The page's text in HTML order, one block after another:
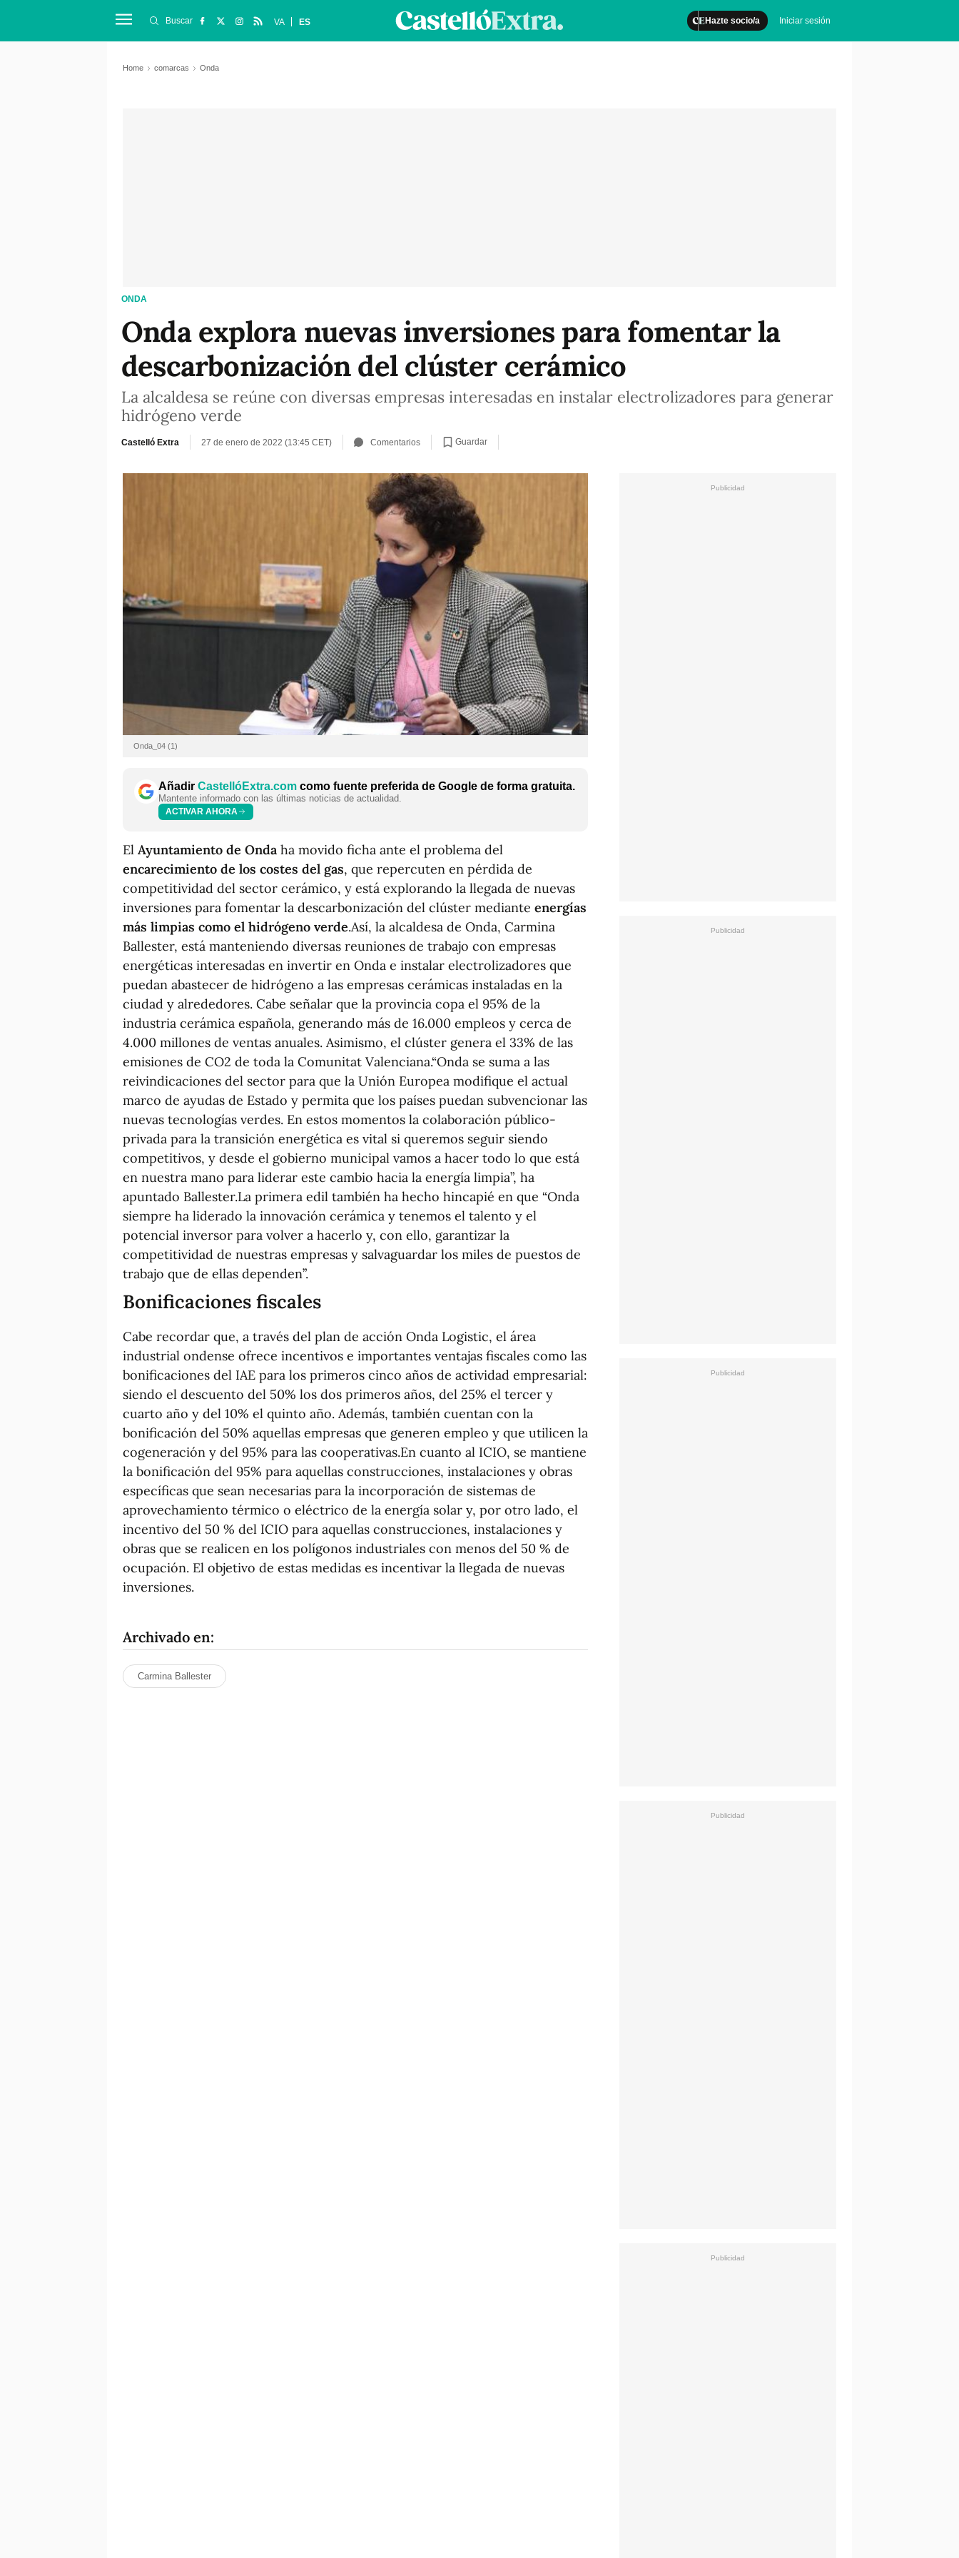
Hazte socio/a Iniciar sesión
Buscar VA ES
Home comarcas Onda
ONDA
Onda explora nuevas inversiones para fomentar la
descarbonización del clúster cerámico
La alcaldesa se reúne con diversas empresas interesadas en instalar electrolizadores para generar
hidrógeno verde
Castelló Extra 27 de enero de 2022 (13:45 CET) Comentarios Guardar
Onda_04 (1)
Añadir CastellóExtra.com como fuente preferida de Google de forma gratuita.
Mantente informado con las últimas noticias de actualidad.
ACTIVAR AHORA
El Ayuntamiento de Onda ha movido ficha ante el problema del
encarecimiento de los costes del gas, que repercuten en pérdida de
competitividad del sector cerámico, y está explorando la llegada de nuevas
inversiones para fomentar la descarbonización del clúster mediante energías
más limpias como el hidrógeno verde.Así, la alcaldesa de Onda, Carmina
Ballester, está manteniendo diversas reuniones de trabajo con empresas
energéticas interesadas en invertir en Onda e instalar electrolizadores que
puedan abastecer de hidrógeno a las empresas cerámicas instaladas en la
ciudad y alrededores. Cabe señalar que la provincia copa el 95% de la
industria cerámica española, generando más de 16.000 empleos y cerca de
4.000 millones de ventas anuales. Asimismo, el clúster genera el 33% de las
emisiones de CO2 de toda la Comunitat Valenciana.“Onda se suma a las
reivindicaciones del sector para que la Unión Europea modifique el actual
marco de ayudas de Estado y permita que los países puedan subvencionar las
nuevas tecnologías verdes. En estos momentos la colaboración público-
privada para la transición energética es vital si queremos seguir siendo
competitivos, y desde el gobierno municipal vamos a hacer todo lo que está
en nuestra mano para liderar este cambio hacia la energía limpia”, ha
apuntado Ballester.La primera edil también ha hecho hincapié en que “Onda
siempre ha liderado la innovación cerámica y tenemos el talento y el
potencial inversor para volver a hacerlo y, con ello, garantizar la
competitividad de nuestras empresas y salvaguardar los miles de puestos de
trabajo que de ellas dependen”.
Bonificaciones fiscales
Cabe recordar que, a través del plan de acción Onda Logistic, el área
industrial ondense ofrece incentivos e importantes ventajas fiscales como las
bonificaciones del IAE para los primeros cinco años de actividad empresarial:
siendo el descuento del 50% los dos primeros años, del 25% el tercer y
cuarto año y del 10% el quinto año. Además, también cuentan con la
bonificación del 50% aquellas empresas que generen empleo y que utilicen la
cogeneración y del 95% para las cooperativas.En cuanto al ICIO, se mantiene
la bonificación del 95% para aquellas construcciones, instalaciones y obras
específicas que sean necesarias para la incorporación de sistemas de
aprovechamiento térmico o eléctrico de la energía solar y, por otro lado, el
incentivo del 50 % del ICIO para aquellas construcciones, instalaciones y
obras que se realicen en los polígonos industriales con menos del 50 % de
ocupación. El objetivo de estas medidas es incentivar la llegada de nuevas
inversiones.
Archivado en:
Carmina Ballester